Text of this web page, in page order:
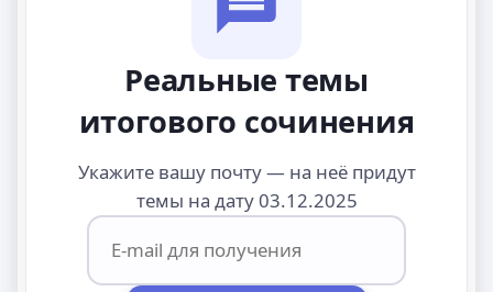
Реальные темы
итогового сочинения
Укажите вашу почту — на неё придут
темы на дату 03.12.2025